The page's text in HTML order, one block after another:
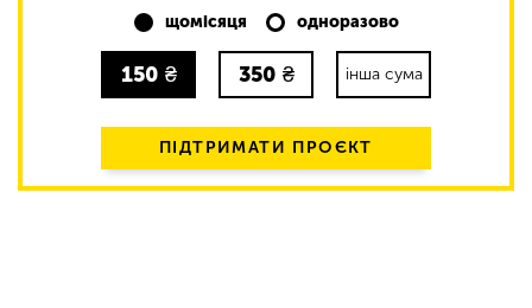
щомісяця
одноразово
150 ₴ 350 ₴ інша сума
ПІДТРИМАТИ ПРОЄКТ